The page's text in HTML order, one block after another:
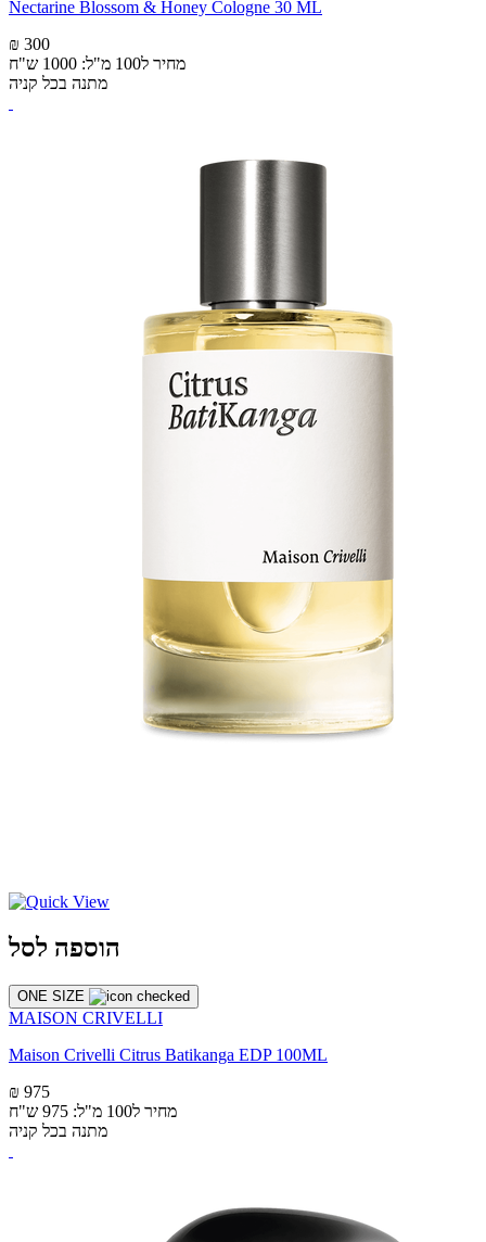
Nectarine Blossom & Honey Cologne 30 ML
₪ 300
מחיר ל100 מ"ל: 1000 ש"ח
מתנה בכל קניה
הוספה לסל
ONE SIZE
MAISON CRIVELLI
Maison Crivelli Citrus Batikanga EDP 100ML
₪ 975
מחיר ל100 מ"ל: 975 ש"ח
מתנה בכל קניה